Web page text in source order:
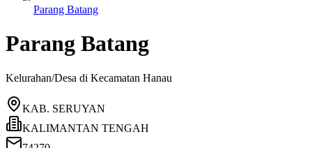
Parang Batang
Parang Batang
Kelurahan/Desa di Kecamatan Hanau
KAB. SERUYAN
KALIMANTAN TENGAH